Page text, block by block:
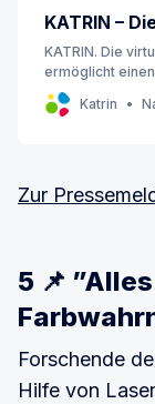
KATRIN –
KATRIN. Die
ermöglicht
Experiment.
bei derKatrin
Zur
5 📌
Forschende
Hilfe von